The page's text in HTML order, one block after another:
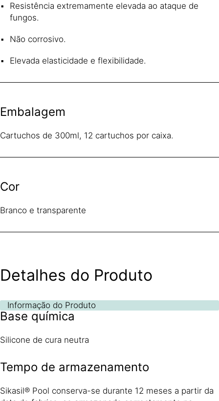
Resistência extremamente elevada ao ataque de
fungos.
Não corrosivo.
Elevada elasticidade e flexibilidade.
Embalagem
Cartuchos de 300ml, 12 cartuchos por caixa.
Cor
Branco e transparente
Detalhes do Produto
Informação do Produto
Base química
Silicone de cura neutra
Tempo de armazenamento
Sikasil® Pool conserva-se durante 12 meses a partir da